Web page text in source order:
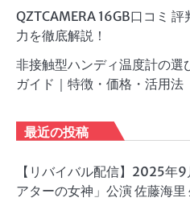
QZTCAMERA 16GB口コミ
力を徹底解説！
非接触型ハンディ温度計の選
ガイド｜特徴・価格・活用法
最近の投稿
【リバイバル配信】2025年
アターの女神」公演 佐藤海里